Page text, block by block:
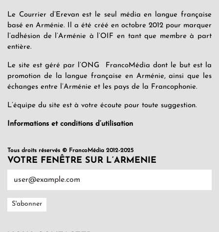
Le Courrier d’Erevan est le seul média en langue française
basé en Arménie. Il a été créé en octobre 2012 pour marquer
l’adhésion de l’Arménie à l’OIF en tant que membre à part
entière.
Le site est géré par l’ONG FrancoMédia dont le but est la
promotion de la langue française en Arménie, ainsi que les
échanges entre l’Arménie et les pays de la Francophonie.
L’équipe du site est à votre écoute pour toute suggestion.
Informations et conditions d’utilisation
Tous droits réservés © FrancoMédia 2012-2025
VOTRE FENÊTRE SUR L’ARMENIE